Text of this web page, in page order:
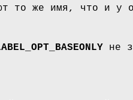
то же имя, что и у
не